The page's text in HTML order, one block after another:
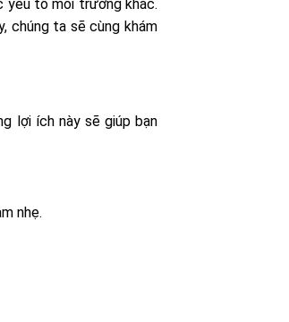
yếu tố môi trường khác.
chúng ta sẽ cùng khám
lợi ích này sẽ giúp bạn
nhẹ.